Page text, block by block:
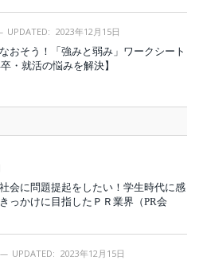
UPDATED: 2023年12月15日
おそう！「強みと弱み」ワークシート
・就活の悩みを解決】
社会に問題提起をしたい！学生時代に感
っかけに目指したＰＲ業界（PR会
UPDATED: 2023年12月15日